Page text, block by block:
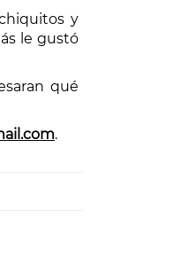
y
le gustó
qué
.